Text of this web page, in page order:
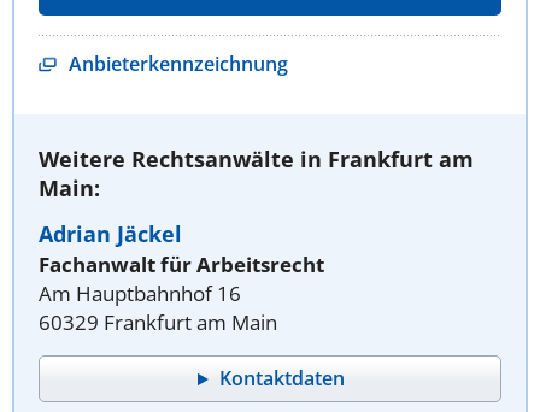
Anbieterkennzeichnung
Weitere Rechtsanwälte in Frankfurt am
Main:
Adrian Jäckel
Fachanwalt für Arbeitsrecht
Am Hauptbahnhof 16
60329 Frankfurt am Main
Kontaktdaten